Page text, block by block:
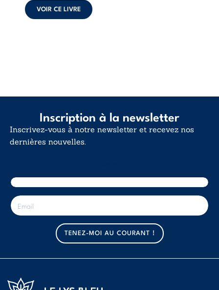
déclaration
d’existence pour ...
VOIR CE LIVRE
Inscription à la newsletter
Inscrivez-vous à notre newsletter et recevez nos
dernières nouvelles.
E
-
m
TENEZ-MOI AU COURANT !